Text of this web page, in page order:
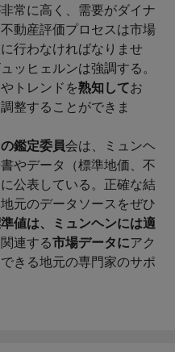
常に高く、需要がダイナ
動産評価プロセスは市場
行わなければなりませ
ッヒェルンは強調する。
トレンドを熟知してお
整することができま
鑑定委員会は、ミュンヘ
やデータ（標準地価、不
公表している。正確な結
元のデータソースをぜひ
値は、ミュンヘンには適
連する市場データにアク
きる地元の専門家のサポ